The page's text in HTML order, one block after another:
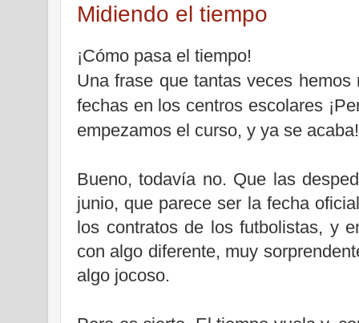
Midiendo el tiempo
¡Cómo pasa el tiempo!
Una frase que tantas veces
fechas en los centros escolares
empezamos el curso, y ya se acaba!
Bueno, todavía no. Que las
junio, que parece ser la fecha
los contratos de los futbolistas, y
con algo diferente, muy
algo jocoso.